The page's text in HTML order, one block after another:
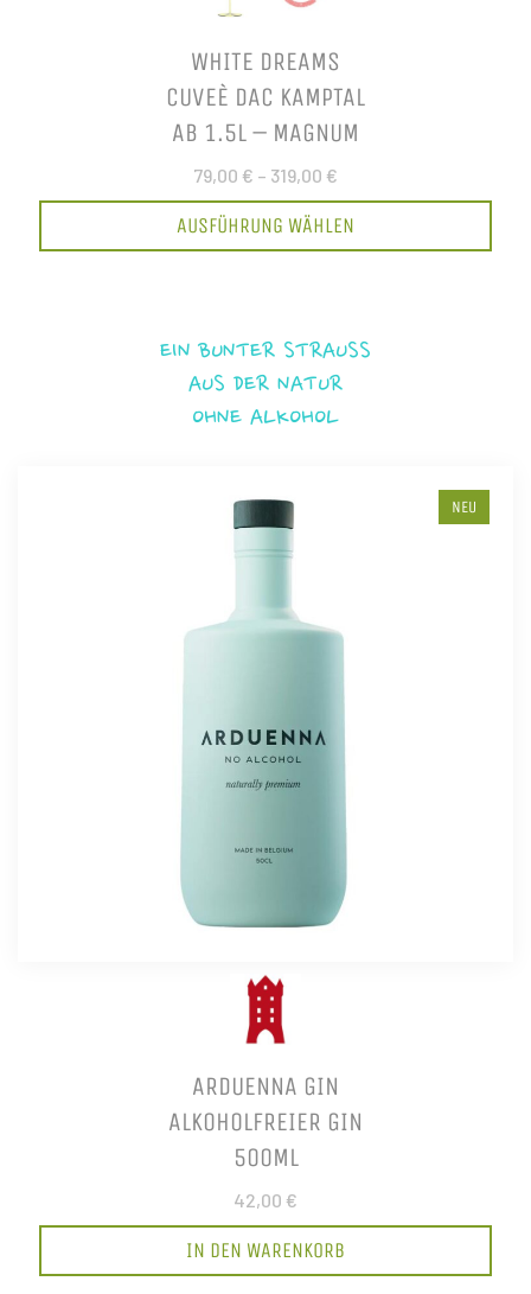
WHITE DREAMS
CUVEÈ DAC KAMPTAL
AB 1.5L – MAGNUM
79,00 € – 319,00 €
AUSFÜHRUNG WÄHLEN
EIN BUNTER STRAUSS
AUS DER NATUR
OHNE ALKOHOL
NEU
ARDUENNA GIN
ALKOHOLFREIER GIN
500ML
42,00 €
IN DEN WARENKORB